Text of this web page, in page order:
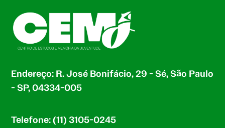
Endereço: R. José Bonifácio, 29 - Sé, São Paulo
- SP, 04334-005
Telefone: (11) 3105-0245